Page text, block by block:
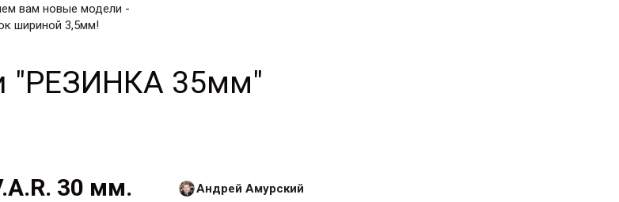
вам новые модели -
шириной 3,5мм!
"РЕЗИНКА 35мм"
30 мм. Андрей Амурский